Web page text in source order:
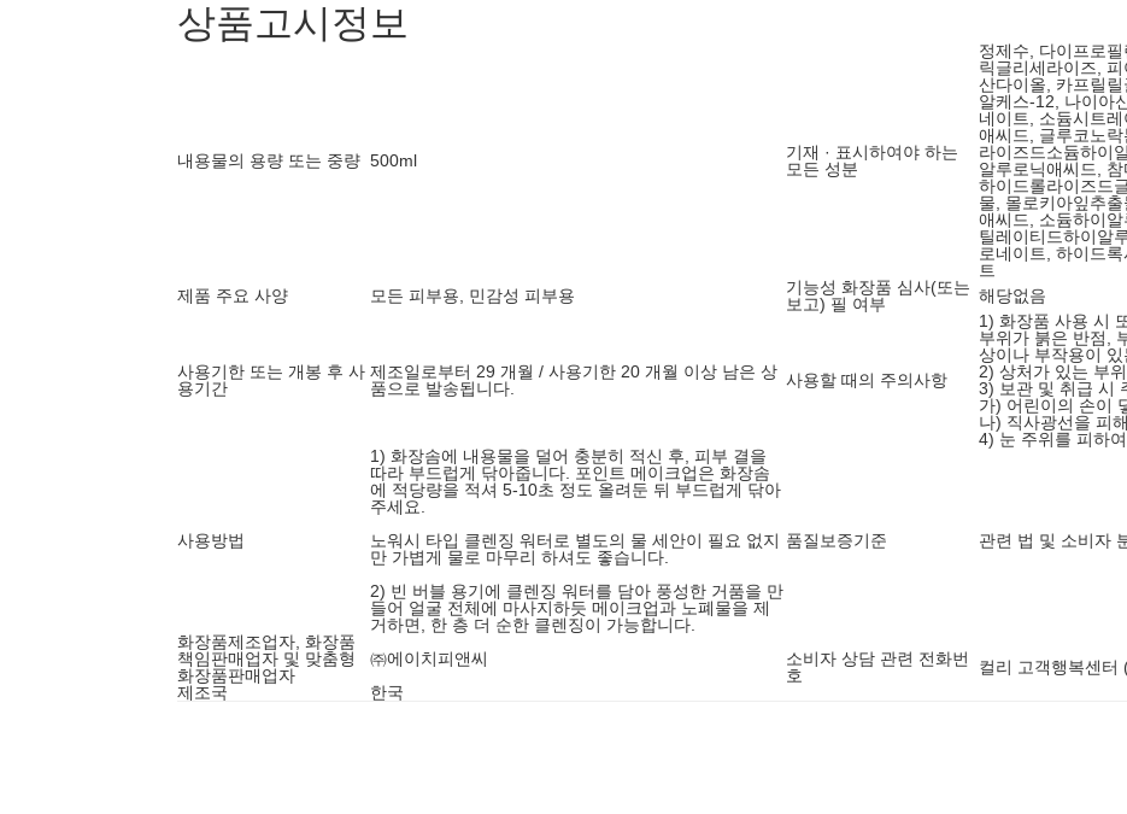
상품고시정보
내용물의 용량 또는 중량 500ml
기재 · 표시하여야 하는
모든 성분
정제수, 다이프로
릭글리세라이즈,
산다이올, 카프릴
알케스-12, 나이아
네이트, 소듐시트
애씨드, 글루코노
라이즈드소듐하이
알루로닉애씨드,
하이드롤라이즈드
물, 몰로키아잎추
애씨드, 소듐하이
틸레이티드하이알
로네이트, 하이드
트
제품 주요 사양
모든 피부용, 민감성 피부용
기능성 화장품 심사(또는
보고) 필 여부
해당없음
사용기한 또는 개봉 후 사
용기간
제조일로부터 29 개월 / 사용기한 20 개월 이상 남은 상
품으로 발송됩니다.
사용할 때의 주의사항
1) 화장품 사용 시
부위가 붉은 반점,
상이나 부작용이
2) 상처가 있는 부
3) 보관 및 취급 시
가) 어린이의 손이
나) 직사광선을 피
4) 눈 주위를 피하
사용방법
1) 화장솜에 내용물을 덜어 충분히 적신 후, 피부 결을
따라 부드럽게 닦아줍니다. 포인트 메이크업은 화장솜
에 적당량을 적셔 5-10초 정도 올려둔 뒤 부드럽게 닦아
주세요.
노워시 타입 클렌징 워터로 별도의 물 세안이 필요 없지
만 가볍게 물로 마무리 하셔도 좋습니다.
2) 빈 버블 용기에 클렌징 워터를 담아 풍성한 거품을 만
들어 얼굴 전체에 마사지하듯 메이크업과 노폐물을 제
거하면, 한 층 더 순한 클렌징이 가능합니다.
품질보증기준 관련 법 및 소비자
화장품제조업자, 화장품
책임판매업자 및 맞춤형
화장품판매업자
㈜에이치피앤씨
소비자 상담 관련 전화번
호
컬리 고객행복센터
제조국
한국